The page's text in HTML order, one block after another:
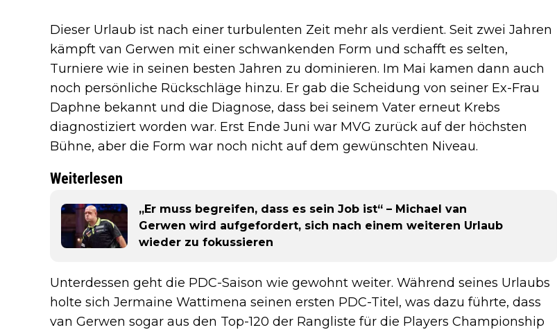
Dieser Urlaub ist nach einer turbulenten Zeit mehr als verdient. Seit zwei Jahren
kämpft van Gerwen mit einer schwankenden Form und schafft es selten,
Turniere wie in seinen besten Jahren zu dominieren. Im Mai kamen dann auch
noch persönliche Rückschläge hinzu. Er gab die Scheidung von seiner Ex-Frau
Daphne bekannt und die Diagnose, dass bei seinem Vater erneut Krebs
diagnostiziert worden war. Erst Ende Juni war MVG zurück auf der höchsten
Bühne, aber die Form war noch nicht auf dem gewünschten Niveau.
Weiterlesen
„Er muss begreifen, dass es sein Job ist“ – Michael van
Gerwen wird aufgefordert, sich nach einem weiteren Urlaub
wieder zu fokussieren
Unterdessen geht die PDC-Saison wie gewohnt weiter. Während seines Urlaubs
holte sich Jermaine Wattimena seinen ersten PDC-Titel, was dazu führte, dass
van Gerwen sogar aus den Top-120 der Rangliste für die Players Championship